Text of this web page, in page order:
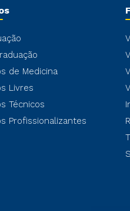
de Medicina
Livres
Técnicos
Profissionalizantes